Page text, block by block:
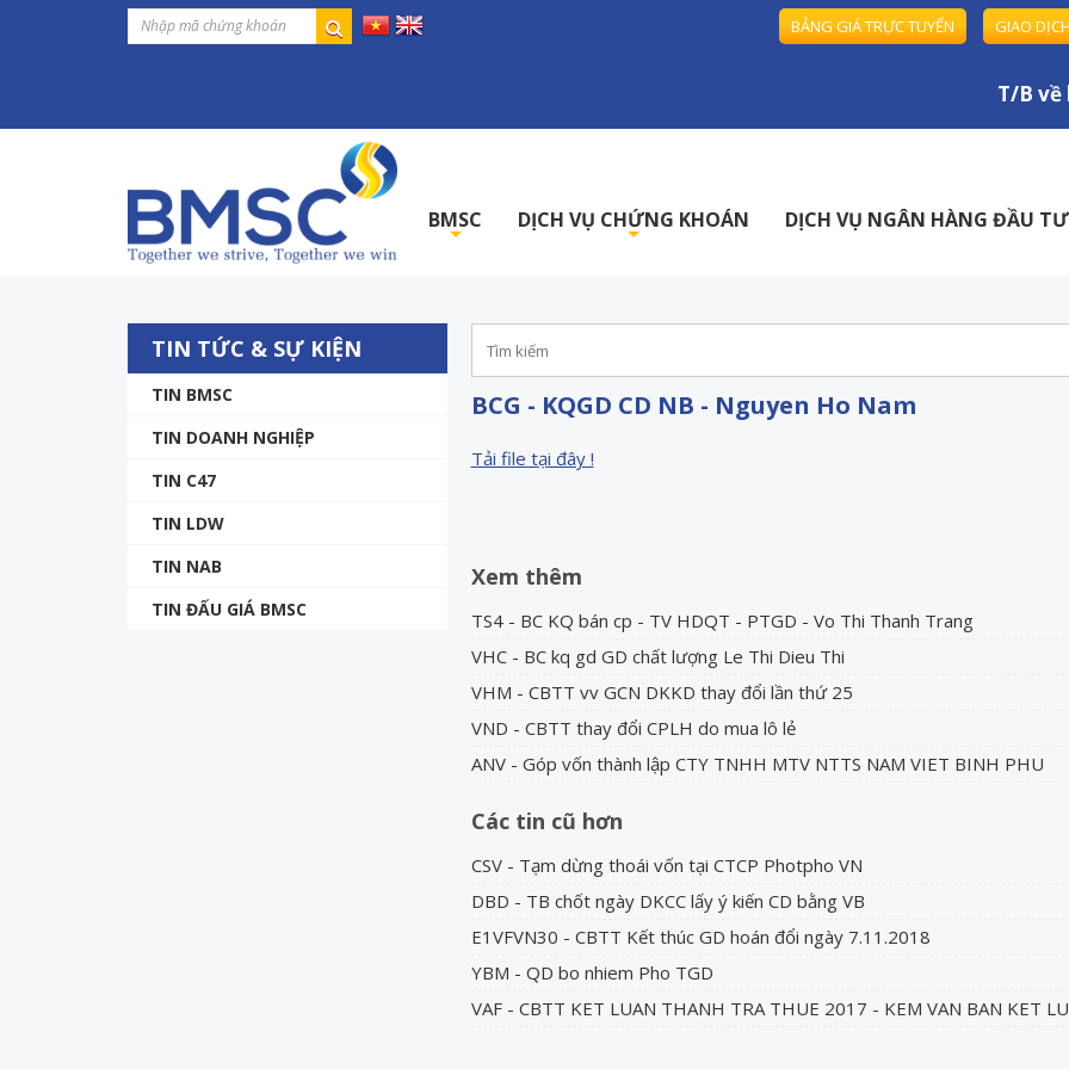
BẢNG GIÁ TRỰC TUYẾN GIAO
T/B về
BMSC DỊCH VỤ CHỨNG KHOÁN DỊCH VỤ NGÂN HÀNG ĐẦU TƯ
TIN TỨC & SỰ KIỆN
TIN BMSC
TIN DOANH NGHIỆP
TIN C47
TIN LDW
TIN NAB
TIN ĐẤU GIÁ BMSC
BCG - KQGD CD NB - Nguyen Ho Nam
Tải file tại đây !
Xem thêm
TS4 - BC KQ bán cp - TV HDQT - PTGD - Vo Thi Thanh Trang
VHC - BC kq gd GD chất lượng Le Thi Dieu Thi
VHM - CBTT vv GCN DKKD thay đổi lần thứ 25
VND - CBTT thay đổi CPLH do mua lô lẻ
ANV - Góp vốn thành lập CTY TNHH MTV NTTS NAM VIET BINH PHU
Các tin cũ hơn
CSV - Tạm dừng thoái vốn tại CTCP Photpho VN
DBD - TB chốt ngày DKCC lấy ý kiến CD bằng VB
E1VFVN30 - CBTT Kết thúc GD hoán đổi ngày 7.11.2018
YBM - QD bo nhiem Pho TGD
VAF - CBTT KET LUAN THANH TRA THUE 2017 - KEM VAN BAN KET